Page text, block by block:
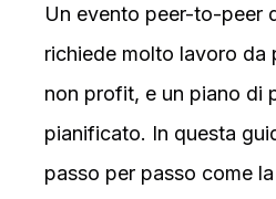
Un evento peer-to-peer
richiede molto lavoro da
non profit, e un piano di
pianificato. In questa
passo per passo come